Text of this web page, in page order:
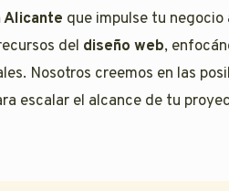
Alicante que impulse tu
del diseño web,
Nosotros creemos en las
escalar el alcance de tu